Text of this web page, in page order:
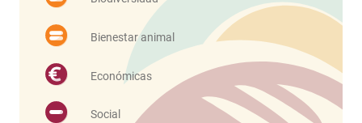
Bienestar animal
Económicas
Social